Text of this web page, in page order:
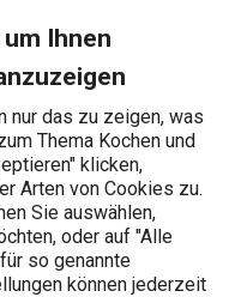
Ihnen
nur das zu zeigen, was
Thema Kochen und
klicken,
Arten von Cookies zu.
Sie auswählen,
oder auf "Alle
so genannte
können jederzeit